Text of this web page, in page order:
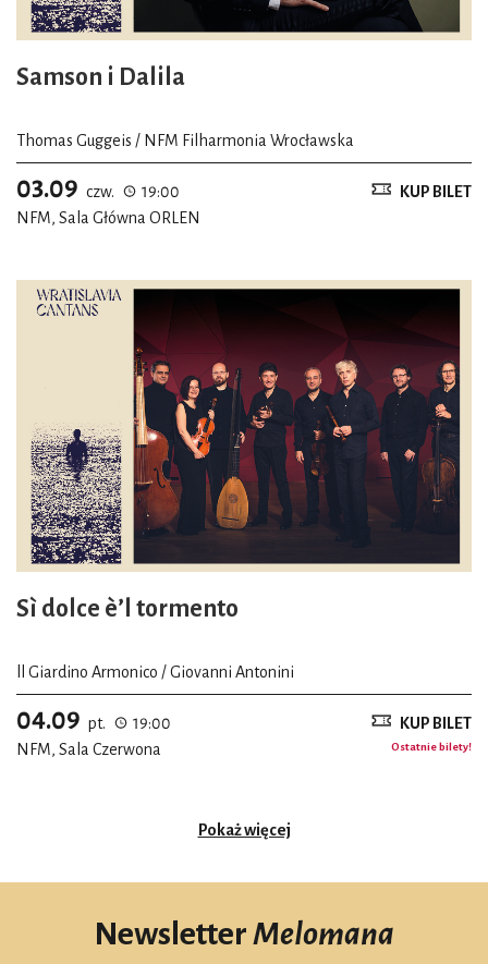
Samson i Dalila
Thomas Guggeis / NFM Filharmonia Wrocławska
03.09 czw.
19:00
NFM, Sala Główna ORLEN
KUP BILET
Sì dolce è’l tormento
ll Giardino Armonico / Giovanni Antonini
04.09 pt.
19:00
NFM, Sala Czerwona
KUP BILET
Ostatnie bilety!
Pokaż więcej
NewsletterMelomana